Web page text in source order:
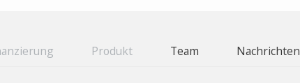
Produkt Team Nachrichten